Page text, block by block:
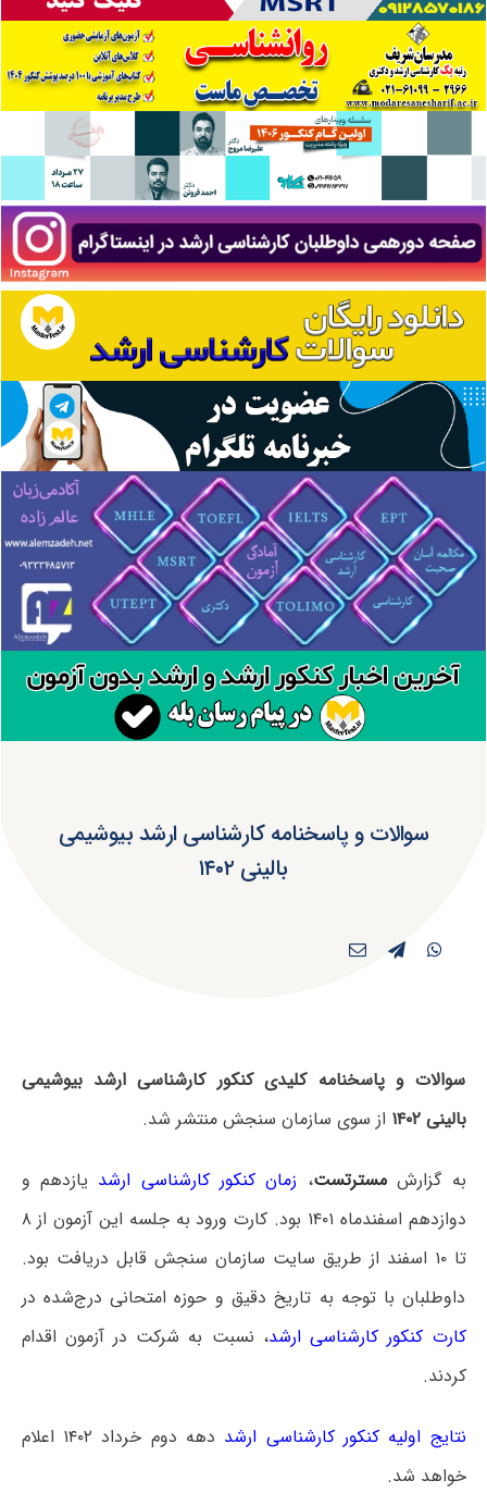
سوالات و پاسخنامه کارشناسی ارشد بیوشیمی
بالینی ۱۴۰۲
سوالات و پاسخنامه کلیدی کنکور کارشناسی ارشد بیوشیمی
بالینی ۱۴۰۲
از سوی سازمان سنجش منتشر شد.
به گزارشمسترتست، زمان کنکور کارشناسی ارشد یازدهم و
دوازدهم اسفندماه ۱۴۰۱ بود. کارت ورود به جلسه این آزمون از ۸
تا ۱۰ اسفند از طریق سایت سازمان سنجش قابل دریافت بود.
داوطلبان با توجه به تاریخ دقیق و حوزه امتحانی درج‌شده در
کارت کنکور کارشناسی ارشد، نسبت به شرکت در آزمون اقدام
کردند.
نتایج اولیه کنکور کارشناسی ارشد
دهه دوم خرداد ۱۴۰۲ اعلام
خواهد شد.